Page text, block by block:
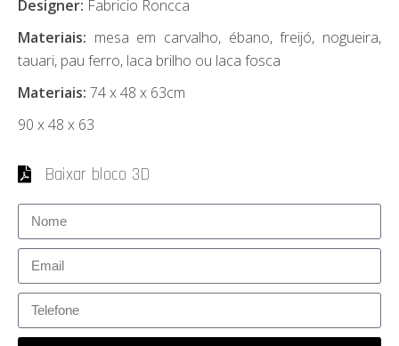
Designer: Fabricio Roncca
Materiais: mesa em carvalho, ébano, freijó, nogueira,
tauari, pau ferro, laca brilho ou laca fosca
Materiais: 74 x 48 x 63cm
90 x 48 x 63
Baixar bloco 3D